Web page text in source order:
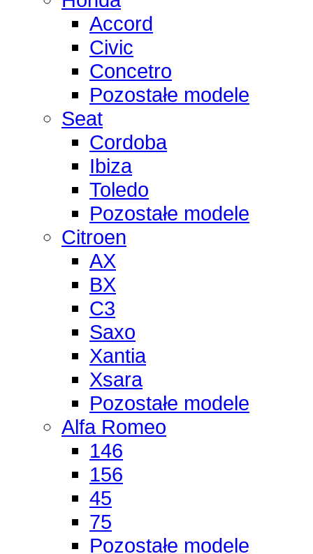
Accord
Civic
Concetro
Pozostałe modele
Seat
Cordoba
Ibiza
Toledo
Pozostałe modele
Citroen
AX
BX
C3
Saxo
Xantia
Xsara
Pozostałe modele
Alfa Romeo
146
156
45
75
Pozostałe modele